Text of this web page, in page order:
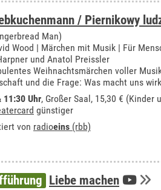
/ Piernikowy
Man)
Wood | Märchen mit Musik | Für
und Anatol Preissler
Weihnachtsmärchen voller
und die Frage: Was macht uns
11:30 Uhr, Großer Saal, 15,30 € (Kinder
günstiger
von radioeins (rbb)
Liebe machen